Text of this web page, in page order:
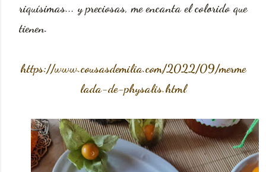
riquísimas... y preciosas, me encanta el colorido que
tienen.
https://www.cousasdemilia.com/2022/09/merme
lada-de-physalis.html